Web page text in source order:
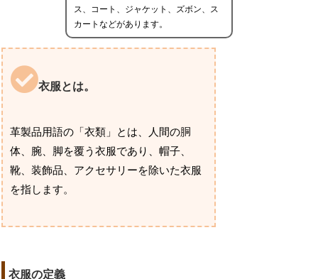
ス、コート、ジャケット、ズボン、ス
カートなどがあります。
衣服とは。
革製品用語の「衣類」とは、人間の胴
体、腕、脚を覆う衣服であり、帽子、
靴、装飾品、アクセサリーを除いた衣服
を指します。
衣服の定義